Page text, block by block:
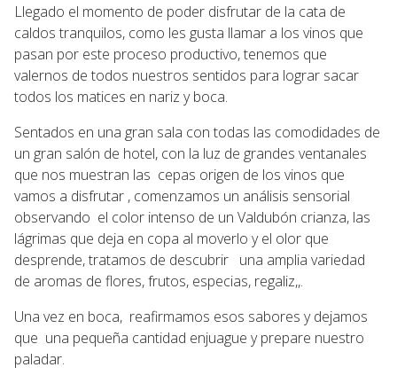
Llegado el momento de poder disfrutar de la cata de
caldos tranquilos, como les gusta llamar a los vinos que
pasan por este proceso productivo, tenemos que
valernos de todos nuestros sentidos para lograr sacar
todos los matices en nariz y boca.
Sentados en una gran sala con todas las comodidades de
un gran salón de hotel, con la luz de grandes ventanales
que nos muestran las cepas origen de los vinos que
vamos a disfrutar , comenzamos un análisis sensorial
observando el color intenso de un Valdubón crianza, las
lágrimas que deja en copa al moverlo y el olor que
desprende, tratamos de descubrir una amplia variedad
de aromas de flores, frutos, especias, regaliz,,.
Una vez en boca, reafirmamos esos sabores y dejamos
que una pequeña cantidad enjuague y prepare nuestro
paladar.